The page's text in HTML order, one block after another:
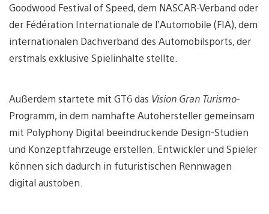
Goodwood Festival of Speed, dem NASCAR-Verband oder
der Fédération Internationale de l’Automobile (FIA), dem
internationalen Dachverband des Automobilsports, der
erstmals exklusive Spielinhalte stellte.
Außerdem startete mit GT6 das Vision Gran Turismo-
Programm, in dem namhafte Autohersteller gemeinsam
mit Polyphony Digital beeindruckende Design-Studien
und Konzeptfahrzeuge erstellen. Entwickler und Spieler
können sich dadurch in futuristischen Rennwagen
digital austoben.